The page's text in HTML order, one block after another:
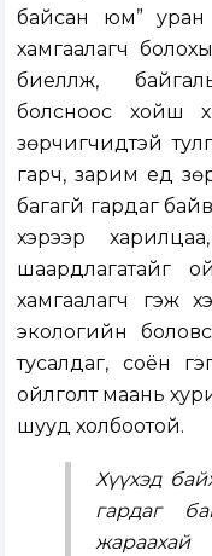
байсан юм” уран
хамгаалагч
биелүүлж,
болсноос хойш
зөрчигчидтэй
гарч, зарим үед
багагүй гардаг
хэрээр
шаардлагатайг
хамгаалагч гэж
экологийн
тусалдаг, соён
ойлголт маань
шууд холбоотой.
Хүүхэд
гардаг